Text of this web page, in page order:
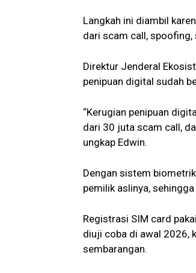
Langkah ini diambil
dari scam call,
Direktur Jenderal
penipuan digital sudah
“Kerugian penipuan
dari 30 juta scam call,
ungkap Edwin.
Dengan sistem
pemilik aslinya,
Registrasi SIM card
diuji coba di awal 2026,
sembarangan.